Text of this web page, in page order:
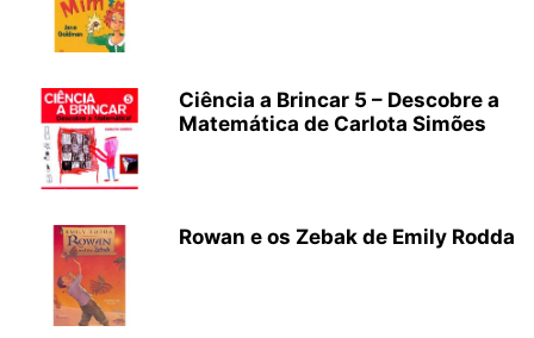
Ciência a Brincar 5 – Descobre a
Matemática de Carlota Simões
Rowan e os Zebak de Emily Rodda